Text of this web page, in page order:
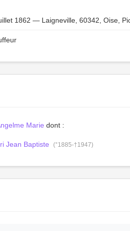
1862 — Laigneville, 60342, Oise,
Marie dont :
Jean Baptiste (°1885-†1947)